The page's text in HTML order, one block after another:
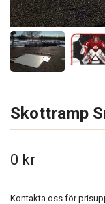
Skottramp
0 kr
Kontakta oss för